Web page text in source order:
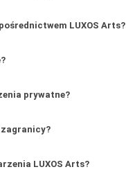
LUXOS Arts?
prywatne?
zagranicy?
LUXOS Arts?